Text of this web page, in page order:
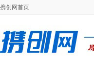
携创网首页